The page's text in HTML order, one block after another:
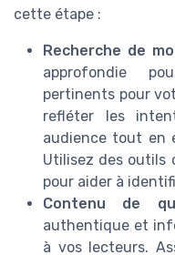
cette étape :
Recherche de
approfondie
pertinents pour
refléter les
audience tout en
Utilisez des outils
pour aider à
Contenu de
authentique et
à vos lecteurs.